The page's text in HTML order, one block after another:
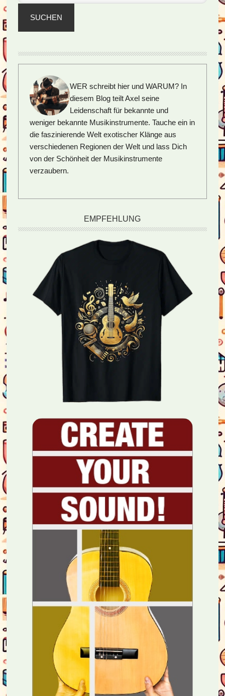
SUCHEN
WER schreibt hier und WARUM? In
diesem Blog teilt Axel seine
Leidenschaft für bekannte und
weniger bekannte Musikinstrumente. Tauche ein in
die faszinierende Welt exotischer Klänge aus
verschiedenen Regionen der Welt und lass Dich
von der Schönheit der Musikinstrumente
verzaubern.
EMPFEHLUNG